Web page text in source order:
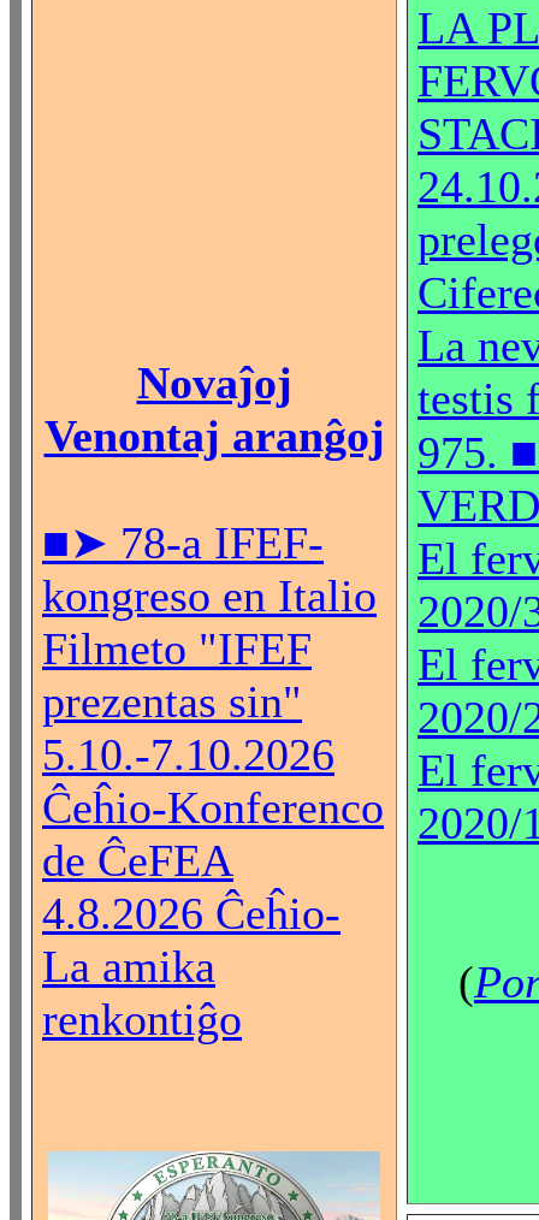
Novaĵoj
Venontaj aranĝoj
■➤ 78-a IFEF-
kongreso en Italio
Filmeto "IFEF
prezentas sin"
5.10.-7.10.2026
Ĉeĥio-Konferenco
de ĈeFEA
4.8.2026 Ĉeĥio-
La amika
renkontiĝo
LA
La
testis
975.
El
2020/
El
2020/
El
2020/
(